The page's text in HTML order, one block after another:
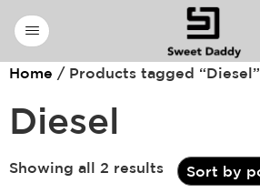
Home / Products tagged “Diesel”
Diesel
Showing all 2 results